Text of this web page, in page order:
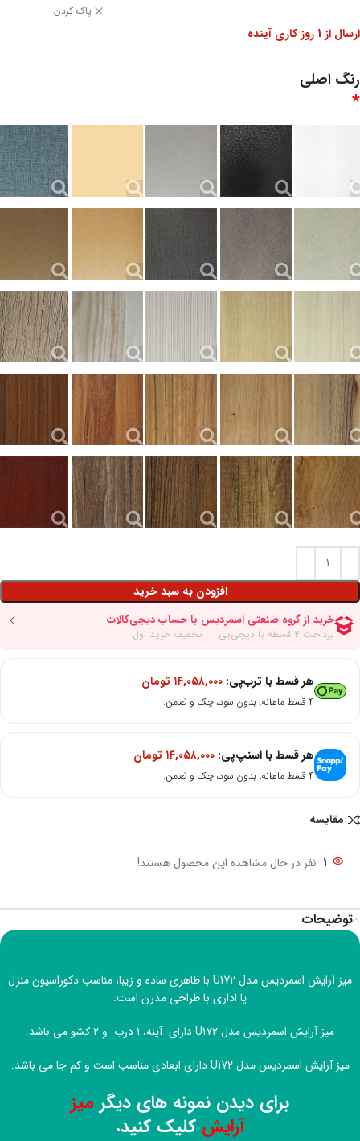
پاک کردن
ارسال از 1 روز کاری آینده
رنگ اصلی
*
افزودن به سبد خرید
هر قسط با ترب‌پی: ۱۴,۰۵۸,۰۰۰ تومان
۴ قسط ماهانه. بدون سود، چک و ضامن.
هر قسط با اسنپ‌پی: ۱۴,۰۵۸,۰۰۰ تومان
۴ قسط ماهانه. بدون سود، چک و ضامن.
مقایسه
1 نفر در حال مشاهده این محصول هستند!
توضیحات
میز آرایش اسمردیس مدل U172 با ظاهری ساده و زیبا، مناسب دکوراسیون منزل
یا اداری با طراحی مدرن است.
میز آرایش اسمردیس مدل U172 دارای آینه، 1 درب و 2 کشو می باشد.
میز آرایش اسمردیس مدل U172 دارای ابعادی مناسب است و کم جا می باشد.
برای دیدن نمونه های دیگر میز
آرایش کلیک کنید.